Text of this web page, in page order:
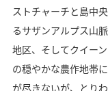
ストチャーチと島中
るサザンアルプス山
地区、そしてクイー
の穏やかな農作地帯
が尽きないが、とり